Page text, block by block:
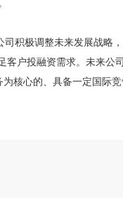
客户投融资需求。未来公
核心的、具备一定国际